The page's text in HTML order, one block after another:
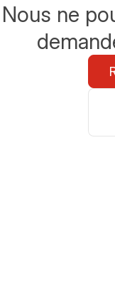
Nous ne